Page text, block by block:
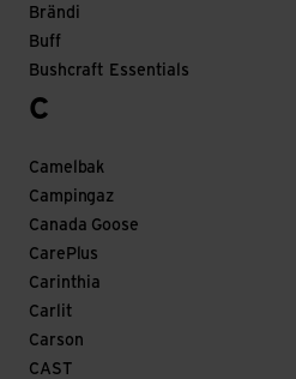
Brändi
Buff
Bushcraft Essentials
C
Camelbak
Campingaz
Canada Goose
CarePlus
Carinthia
Carlit
Carson
CAST